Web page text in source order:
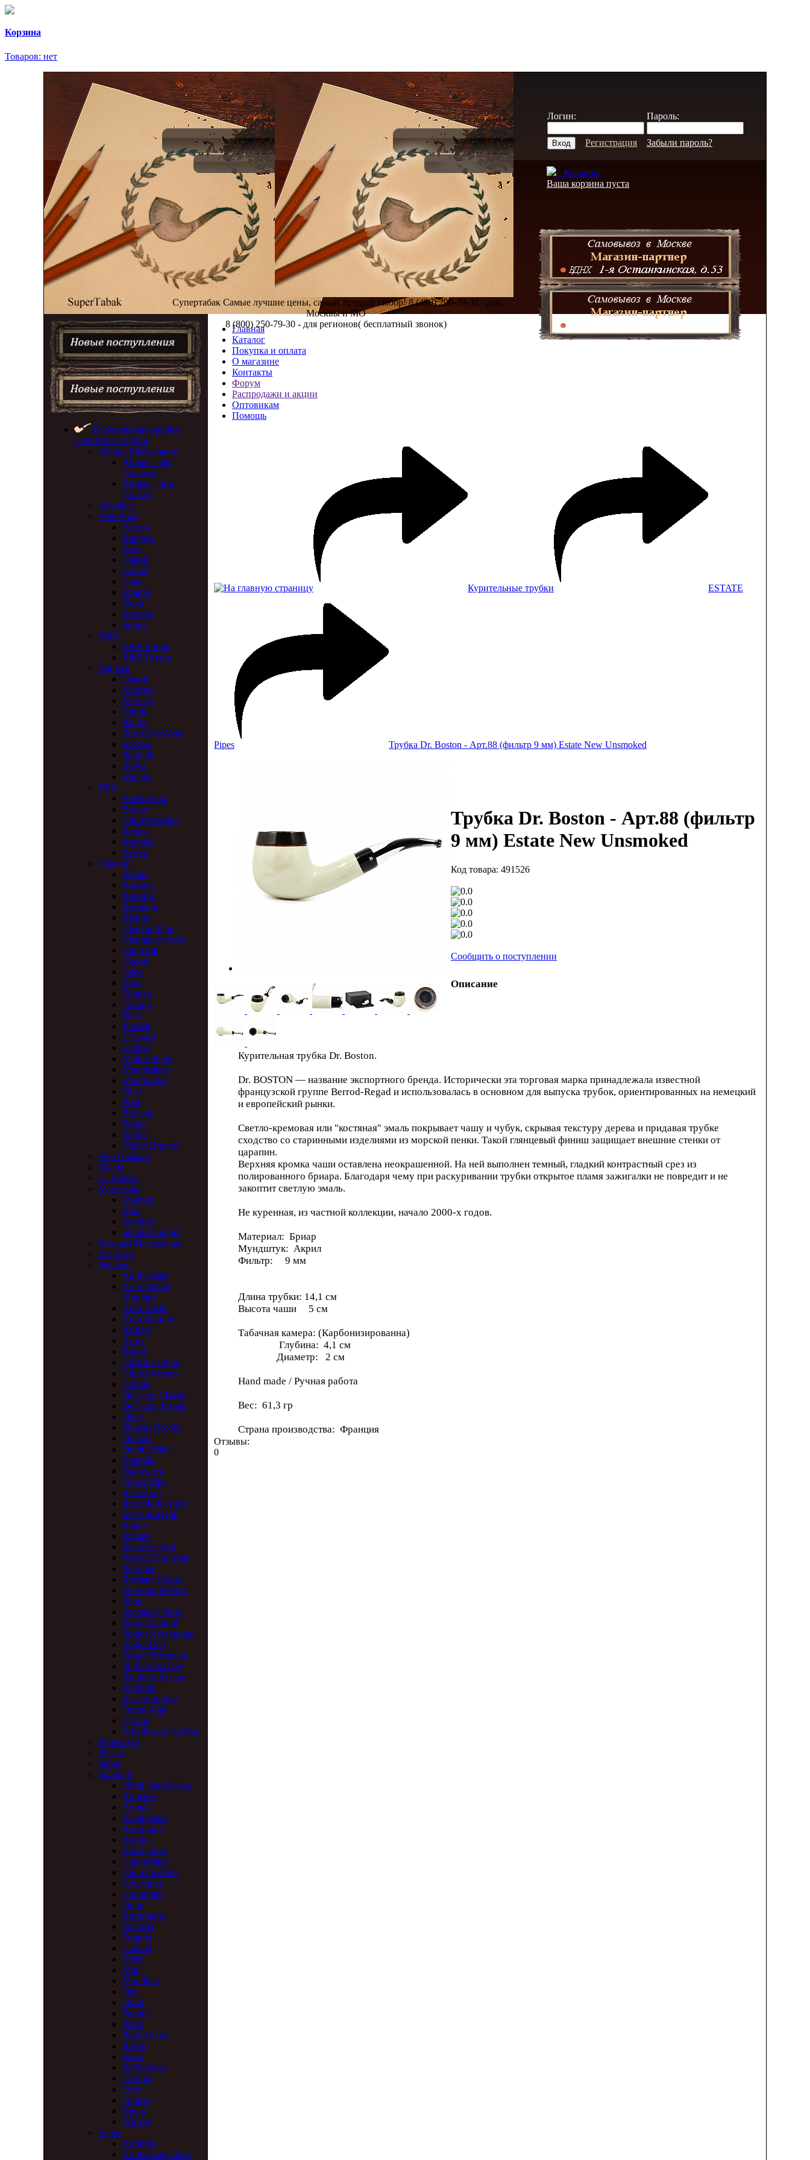
Корзина
Товаров: нет
Супертабак Самые лучшие цены, самый лучший выбор! 8 (499) 290-79-30 - для
Москвы и МО
8 (800) 250-79-30 - для регионов( бесплатный звонок)
Логин: Пароль:
Регистрация Забыли пароль?
Корзина:
Ваша корзина пуста
Курительные трубки
Серийные трубки
Altinay Meerschaum
Altinay - без
фильтра
Altinay - под
фильтр
Amadeus
Astra Pipe
Aurora
Bamboo
Berk
Classic
Comet
Luna
Magnit
Nova
Reverse
Spigot
B&B
B&B Бриар
B&B Груша
Big Ben
Classic
Maestro
Mercury
Nautic
Pacific
Pipe of the Year
Scorpio
Starlight
Sylvia
Vintage
BPK
Beechwood
Bonzo
Churchwarden
Jockey
Kenvelo
Kenyo
Chacom
Alpina
Baccara
Baroque
Berlingot
Bienne
Chacom Pipe
Champs Elysees
Churchill
Classic
Cuba
Erica
Flumen
Ginkgo
Ideal
Jurassic
L'Essard
Laquee
Maitre-Pipier
Montbrillant
Montmartre
Noel
Pirat
Pistache
Plume
Spigot
Vieille Bruyere
Don Gustavo
Falcon
G. Mineto
Marchesini
Medium
Mini
Standart
Standart Spigot
Missouri Meerschaum
Mr. Brog
Peterson
Anniversary
Aran Nickel
Mounted
Aran Rustic
Aran Smooth
Arklow
Army
Barley
Christmas Pipe
Churchwarden
Cobble
De Luxe Classic
De Luxe System
Derry
Donegal Rocky
Dracula
Dublin Filter
Emerald
Halloween
House Pipe
Irish Harp
Irish Made Army
Jekyll & Hyde
Junior
Kildare
Killarney Red
Pipe Of The Year
Pub pipe
Rosslare Spigot
Sherlock Holmes
Short
Speciality Pipes
Spigot Natural
Spigot Newgrange
Spigot Red
Spigot Terracotta
St. Patricks Day
Standard System
Supreme
System Spigot
Tavern Pipe
Tyrone
Уценённые трубки
Pipemaster
Pipsan
Sahin
Savinelli
150th Anniversary
Alligator
Arancia
Arcobaleno
Autograph
Avorio
Bosco 2025
Camouflage
Churchwarden
Collection
Colombina
Dune
Esploratore
Fantasia
Fragola
Lunaria
Miele
Mini
Morellina
One
Oscar
Paloma
Petite
Porto Cervo
Roma
Sasso
St.Nicholas
Tortuga
Trevi
Tundra
Vigna
Whisky
Vauen
Ambrosi
Anniversary Pipes
Главная
Каталог
Покупка и оплата
О магазине
Контакты
Форум
Распродажи и акции
Оптовикам
Помощь
Курительные трубки ESTATE
Pipes Трубка Dr. Boston - Арт.88 (фильтр 9 мм) Estate New Unsmoked
Трубка Dr. Boston - Арт.88 (фильтр
9 мм) Estate New Unsmoked
Код товара: 491526
Сообщить о поступлении
Описание
Курительная трубка Dr. Boston.
Dr. BOSTON — название экспортного бренда. Исторически эта торговая марка принадлежала известной
французской группе Berrod-Regad и использовалась в основном для выпуска трубок, ориентированных на немецкий
и европейский рынки.
Светло-кремовая или "костяная" эмаль покрывает чашу и чубук, скрывая текстуру дерева и придавая трубке
сходство со старинными изделиями из морской пенки. Такой глянцевый финиш защищает внешние стенки от
царапин.
Верхняя кромка чаши оставлена неокрашенной. На ней выполнен темный, гладкий контрастный срез из
полированного бриара. Благодаря чему при раскуривании трубки открытое пламя зажигалки не повредит и не
закоптит светлую эмаль.
Не куренная, из частной коллекции, начало 2000-х годов.
Материал: Бриар
Мундштук: Акрил
Фильтр: 9 мм
Длина трубки: 14,1 см
Высота чаши 5 см
Табачная камера: (Карбонизированна)
Глубина: 4,1 см
Диаметр: 2 см
Hand made / Ручная работа
Вес: 61,3 гр
Страна производства: Франция
Отзывы:
0